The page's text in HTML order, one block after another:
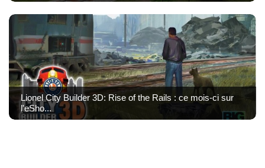
Lionel City Builder 3D: Rise of the Rails : ce mois-ci sur
l'eSho...